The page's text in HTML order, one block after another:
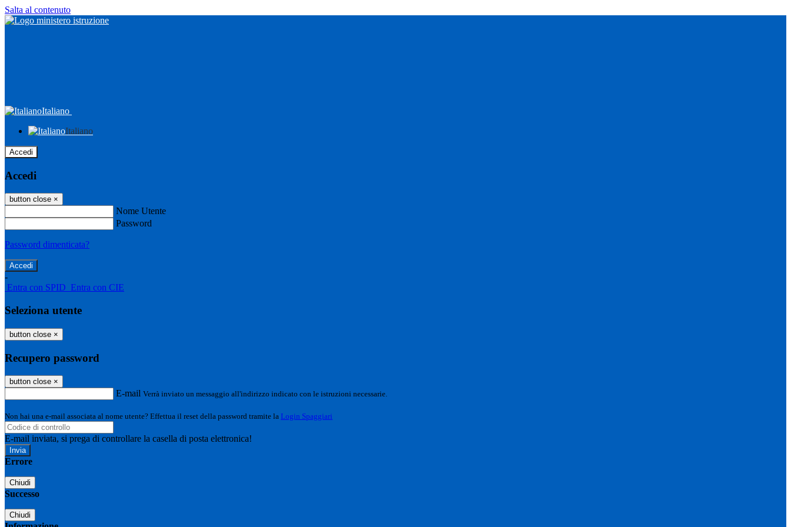
Salta al contenuto
Italiano
Italiano
Accedi
Accedi
button close ×
Nome Utente
Password
Password dimenticata?
-
Entra con SPID Entra con CIE
Seleziona utente
button close ×
Recupero password
button close ×
E-mail Verrà inviato un messaggio all'indirizzo indicato con le istruzioni necessarie.
Non hai una e-mail associata al nome utente? Effettua il reset della password tramite la Login Spaggiari
E-mail inviata, si prega di controllare la casella di posta elettronica!
Errore
Chiudi
Successo
Chiudi